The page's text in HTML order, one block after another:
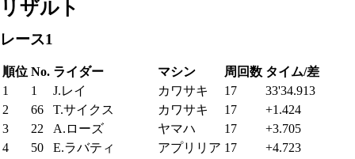
リザルト
レース1
順位 No. ライダー マシン 周回数 タイム/差
1
1 J.レイ カワサキ 17
33'34.913
2
66 T.サイクス カワサキ 17
+1.424
3
22 A.ローズ ヤマハ 17
+3.705
4
50 E.ラバティ アプリリア 17
+4.723